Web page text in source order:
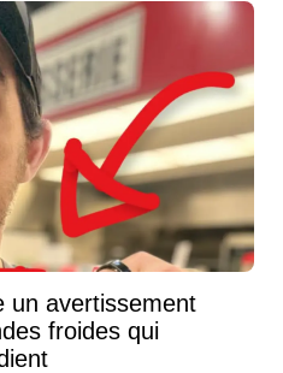
un avertissement
froides qui